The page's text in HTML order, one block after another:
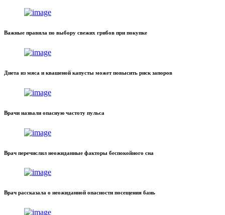
Важные правила по выбору свежих грибов при покупке
Диета из мяса и квашеной капусты может повысить риск запоров
Врачи назвали опасную частоту пульса
Врач перечислил неожиданные факторы беспокойного сна
Врач рассказала о неожиданной опасности посещения бань